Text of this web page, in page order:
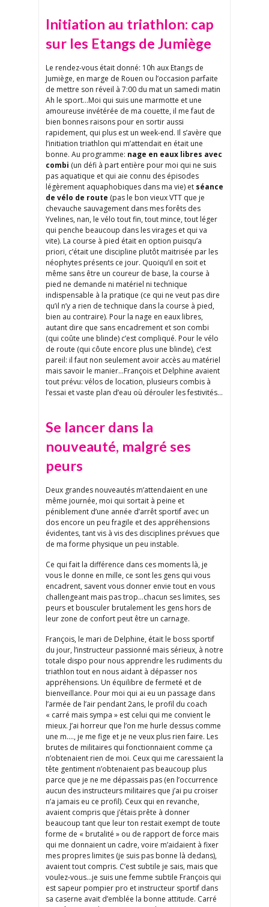
Initiation au triathlon: cap
sur les Etangs de Jumiège
Le rendez-vous était donné: 10h aux Etangs de
Jumiège, en marge de Rouen ou l’occasion parfaite
de mettre son réveil à 7:00 du mat un samedi matin
Ah le sport…Moi qui suis une marmotte et une
amoureuse invétérée de ma couette, il me faut de
bien bonnes raisons pour en sortir aussi
rapidement, qui plus est un week-end. Il s’avère que
l’initiation triathlon qui m’attendait en était une
bonne. Au programme: nage en eaux libres avec
combi (un défi à part entière pour moi qui ne suis
pas aquatique et qui aie connu des épisodes
légèrement aquaphobiques dans ma vie) et séance
de vélo de route (pas le bon vieux VTT que je
chevauche sauvagement dans mes forêts des
Yvelines, nan, le vélo tout fin, tout mince, tout léger
qui penche beaucoup dans les virages et qui va
vite). La course à pied était en option puisqu’a
priori, c’était une discipline plutôt maitrisée par les
néophytes présents ce jour. Quoiqu’il en soit et
même sans être un coureur de base, la course à
pied ne demande ni matériel ni technique
indispensable à la pratique (ce qui ne veut pas dire
qu’il n’y a rien de technique dans la course à pied,
bien au contraire). Pour la nage en eaux libres,
autant dire que sans encadrement et son combi
(qui coûte une blinde) c’est compliqué. Pour le vélo
de route (qui côute encore plus une blinde), c’est
pareil: il faut non seulement avoir accès au matériel
mais savoir le manier…François et Delphine avaient
tout prévu: vélos de location, plusieurs combis à
l’essai et vaste plan d’eau où dérouler les festivités…
Se lancer dans la
nouveauté, malgré ses
peurs
Deux grandes nouveautés m’attendaient en une
même journée, moi qui sortait à peine et
péniblement d’une année d’arrêt sportif avec un
dos encore un peu fragile et des appréhensions
évidentes, tant vis à vis des disciplines prévues que
de ma forme physique un peu instable.
Ce qui fait la différence dans ces moments là, je
vous le donne en mille, ce sont les gens qui vous
encadrent, savent vous donner envie tout en vous
challengeant mais pas trop…chacun ses limites, ses
peurs et bousculer brutalement les gens hors de
leur zone de confort peut être un carnage.
François, le mari de Delphine, était le boss sportif
du jour, l’instructeur passionné mais sérieux, à notre
totale dispo pour nous apprendre les rudiments du
triathlon tout en nous aidant à dépasser nos
appréhensions. Un équilibre de fermeté et de
bienveillance. Pour moi qui ai eu un passage dans
l’armée de l’air pendant 2ans, le profil du coach
« carré mais sympa » est celui qui me convient le
mieux. J’ai horreur que l’on me hurle dessus comme
une m…., je me fige et je ne veux plus rien faire. Les
brutes de militaires qui fonctionnaient comme ça
n’obtenaient rien de moi. Ceux qui me caressaient la
tête gentiment n’obtenaient pas beaucoup plus
parce que je ne me dépassais pas (en l’occurrence
aucun des instructeurs militaires que j’ai pu croiser
n’a jamais eu ce profil). Ceux qui en revanche,
avaient compris que j’étais prête à donner
beaucoup tant que leur ton restait exempt de toute
forme de « brutalité » ou de rapport de force mais
qui me donnaient un cadre, voire m’aidaient à fixer
mes propres limites (je suis pas bonne là dedans),
avaient tout compris. C’est subtile je sais, mais que
voulez-vous…je suis une femme subtile François qui
est sapeur pompier pro et instructeur sportif dans
sa caserne avait d’emblée la bonne attitude. Carré